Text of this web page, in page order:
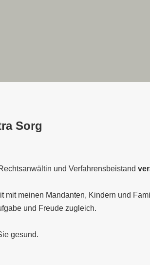
Sorg
und Verfahrensbeistand
mit meinen Mandanten, Kindern und
und Freude zugleich.
gesund.